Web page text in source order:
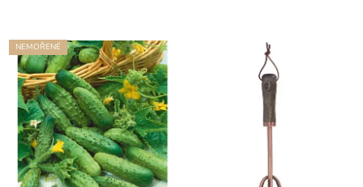
NEMOŘENÉ